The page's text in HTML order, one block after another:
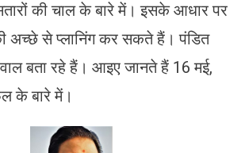
की चाल के बारे में। इसके आधार पर
अच्छे से प्लानिंग कर सकते हैं। पंडित
बता रहे हैं। आइए जानते हैं 16 मई,
के बारे में।